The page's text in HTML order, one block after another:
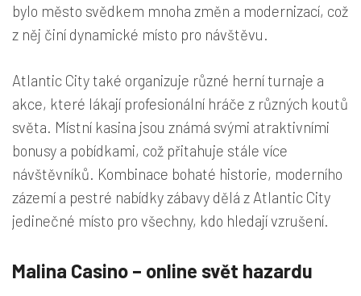
bylo město svědkem mnoha změn a modernizací, což
z něj činí dynamické místo pro návštěvu.
Atlantic City také organizuje různé herní turnaje a
akce, které lákají profesionální hráče z různých koutů
světa. Místní kasina jsou známá svými atraktivními
bonusy a pobídkami, což přitahuje stále více
návštěvníků. Kombinace bohaté historie, moderního
zázemí a pestré nabídky zábavy dělá z Atlantic City
jedinečné místo pro všechny, kdo hledají vzrušení.
Malina Casino – online svět hazardu